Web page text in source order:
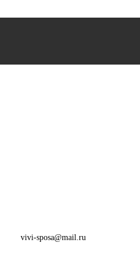
vivi-sposa@mail.ru